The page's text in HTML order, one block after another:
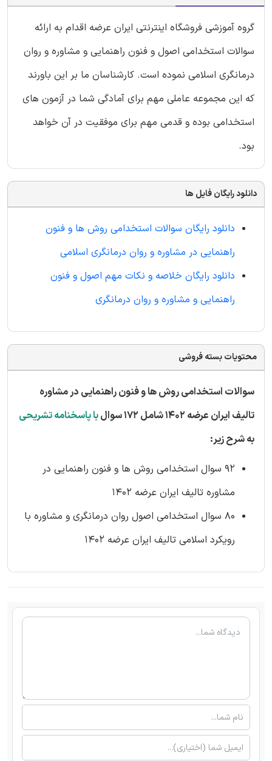
گروه آموزشی فروشگاه اینترنتی ایران عرضه اقدام به ارائه
سوالات استخدامی اصول و فنون راهنمایی و مشاوره و روان
درمانگری اسلامی نموده است. کارشناسان ما بر این باورند
که این مجموعه عاملی مهم برای آمادگی شما در آزمون های
استخدامی بوده و قدمی مهم برای موفقیت در آن خواهد
بود.
دانلود رایگان فایل ها
دانلود رایگان سوالات استخدامی روش ها و فنون
راهنمایی در مشاوره و روان درمانگری اسلامی
دانلود رایگان خلاصه و نکات مهم اصول و فنون
راهنمایی و مشاوره و روان درمانگری
محتویات بسته فروشی
سوالات استخدامی روش ها و فنون راهنمایی در مشاوره
تالیف ایران عرضه 1402 شامل 172 سوال
با پاسخنامه تشریحی
به شرح زیر:
92 سوال استخدامی روش ها و فنون راهنمایی در
مشاوره تالیف ایران عرضه 1402
80 سوال استخدامی اصول روان درمانگری و مشاوره با
رویکرد اسلامی تالیف ایران عرضه 1402